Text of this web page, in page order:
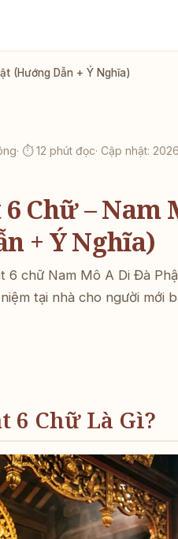
(Hướng Dẫn + Ý Nghĩa)
· ⏱ 12 phút đọc· Cập nhật:
Chữ – Nam
+ Ý Nghĩa)
6 chữ Nam Mô A Di Đà
tại nhà cho người mới
6 Chữ Là Gì?